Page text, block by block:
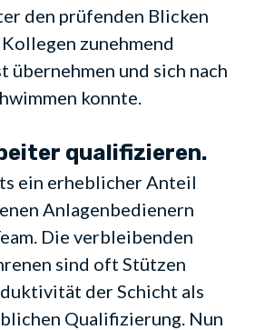
den prüfenden Blicken
zunehmend
übernehmen und sich nach
konnte.
qualifizieren.
ein erheblicher Anteil
Anlagenbedienern
Die verbleibenden
sind oft Stützen
der Schicht als
Qualifizierung. Nun